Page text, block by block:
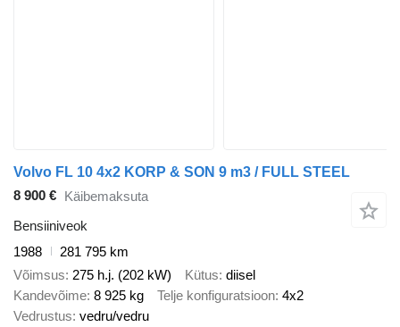
Volvo FL 10 4x2 KORP & SON 9 m3 / FULL STEEL
8 900 € Käibemaksuta
Bensiiniveok
1988
281 795 km
Võimsus 275 h.j. (202 kW) Kütus diisel
Kandevõime 8 925 kg Telje konfiguratsioon 4x2
Vedrustus vedru/vedru